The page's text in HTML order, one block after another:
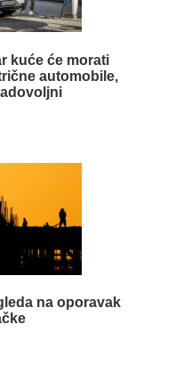
kuće će morati
automobile,
na oporavak